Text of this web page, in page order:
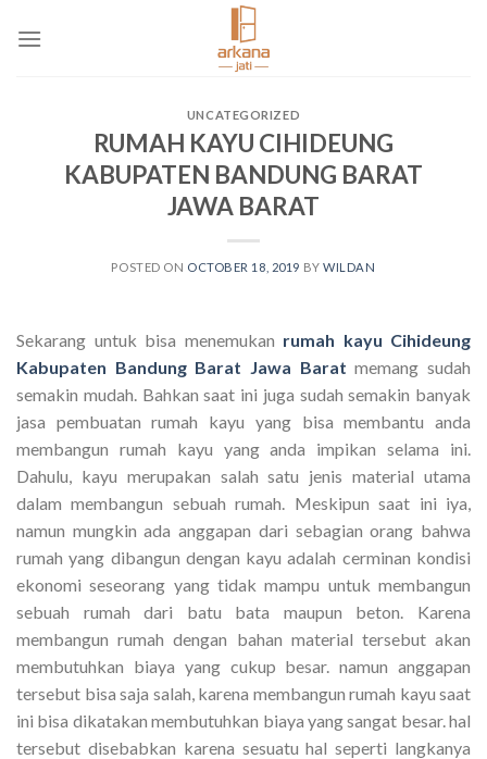
UNCATEGORIZED
RUMAH KAYU CIHIDEUNG
KABUPATEN BANDUNG BARAT
JAWA BARAT
POSTED ON OCTOBER 18, 2019 BYWILDAN
Sekarang untuk bisa menemukan rumah kayu Cihideung
Kabupaten Bandung Barat Jawa Baratmemang sudah
semakin mudah. Bahkan saat ini juga sudah semakin banyak
jasa pembuatan rumah kayu yang bisa membantu anda
membangun rumah kayu yang anda impikan selama ini.
Dahulu, kayu merupakan salah satu jenis material utama
dalam membangun sebuah rumah. Meskipun saat ini iya,
namun mungkin ada anggapan dari sebagian orang bahwa
rumah yang dibangun dengan kayu adalah cerminan kondisi
ekonomi seseorang yang tidak mampu untuk membangun
sebuah rumah dari batu bata maupun beton. Karena
membangun rumah dengan bahan material tersebut akan
membutuhkan biaya yang cukup besar. namun anggapan
tersebut bisa saja salah, karena membangun rumah kayu saat
ini bisa dikatakan membutuhkan biaya yang sangat besar. hal
tersebut disebabkan karena sesuatu hal seperti langkanya